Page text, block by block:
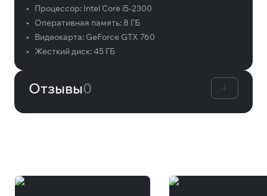
•
Процессор: Intel Core i5-2300
•
Оперативная память: 8 ГБ
•
Видеокарта: GeForce GTX 760
•
Жесткий диск:45 ГБ
Отзывы0